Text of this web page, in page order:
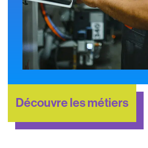
Découvre les métiers